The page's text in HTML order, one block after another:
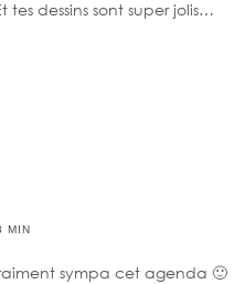
dessins sont super jolis…
MIN
sympa cet agenda 🙂